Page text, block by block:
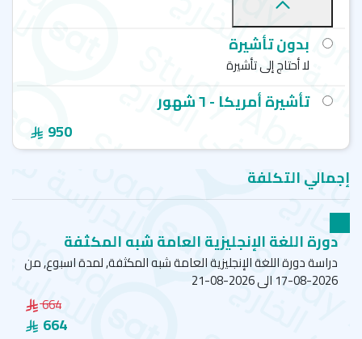
بدون تأشيرة
لا أحتاج إلى تأشيرة
تأشيرة أمريكا - ٦ شهور
950
إجمالي التكلفة
دورة اللغة الإنجليزية العامة شبه المكثفة
دراسة دورة اللغة الإنجليزية العامة شبه المكثفة, لمدة اسبوع, من
2026-08-17 الى 2026-08-21
664
664